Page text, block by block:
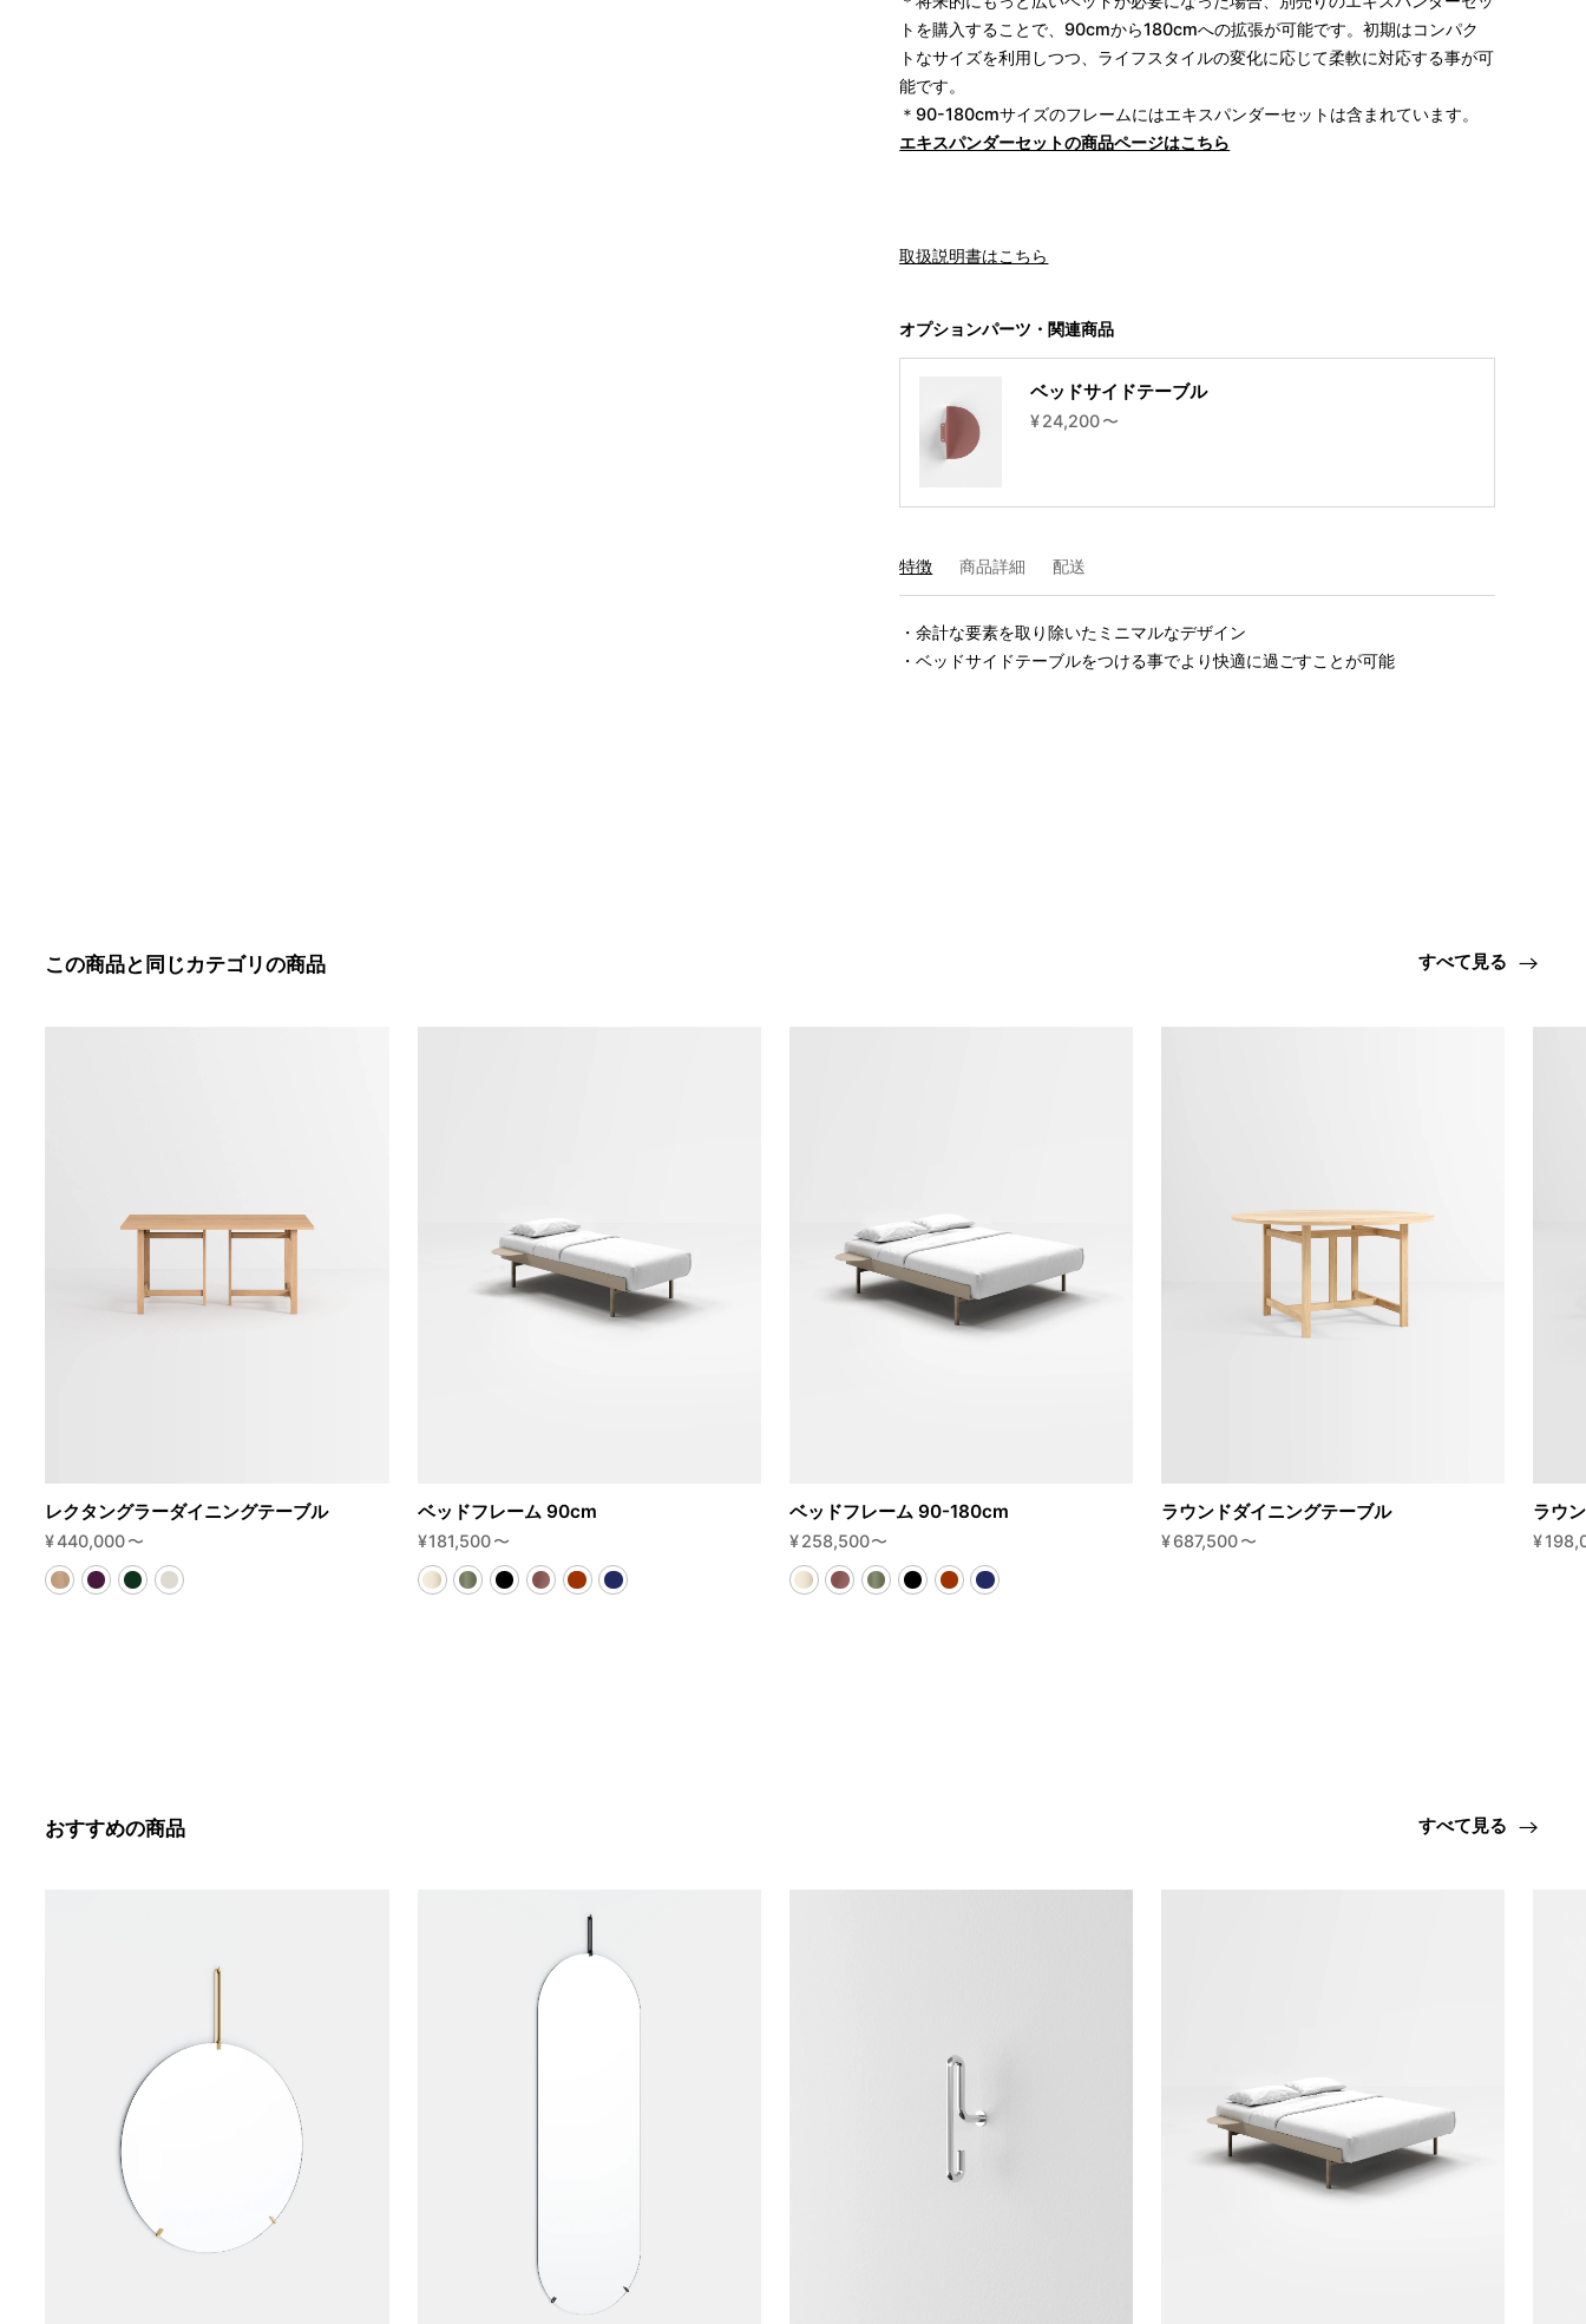
トを購入することで、90cmから180cmへの拡張が可能です。初期はコンパク
トなサイズを利用しつつ、ライフスタイルの変化に応じて柔軟に対応する事が可
能です。
＊90-180cmサイズのフレームにはエキスパンダーセットは含まれています。
エキスパンダーセットの商品ページはこちら
取扱説明書はこちら
オプションパーツ・関連商品
ベッドサイドテーブル
¥24,200〜
特徴 商品詳細 配送
・余計な要素を取り除いたミニマルなデザイン
・ベッドサイドテーブルをつける事でより快適に過ごすことが可能
この商品と同じカテゴリの商品 すべて見る
レクタングラーダイニングテーブル
¥440,000〜
ベッドフレーム 90cm
¥181,500〜
ベッドフレーム 90-180cm
¥258,500〜
ラウンドダイニングテーブル
¥687,500〜
ラウ
¥
おすすめの商品 すべて見る